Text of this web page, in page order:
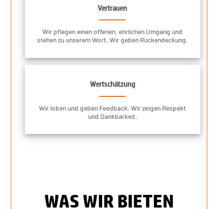
Vertrauen
Wir pflegen einen offenen, ehrlichen Umgang und
stehen zu unserem Wort. Wir geben Rückendeckung.
Wertschätzung
Wir loben und geben Feedback. Wir zeigen Respekt
und Dankbarkeit.
WAS WIR BIETEN